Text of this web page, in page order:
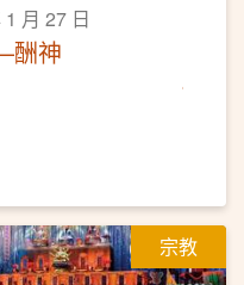
月 27 日
酬神
宗教